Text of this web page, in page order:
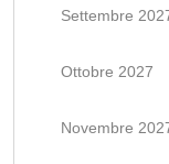
Settembre
Ottobre 2027
Novembre